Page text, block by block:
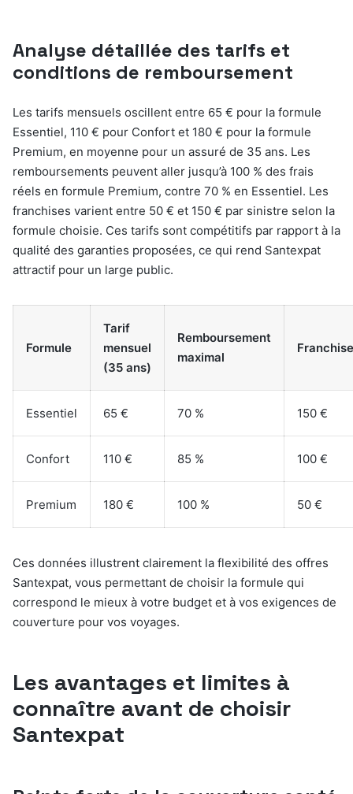
Analyse détaillée des tarifs et
conditions de remboursement
Les tarifs mensuels oscillent entre 65 € pour la formule
Essentiel, 110 € pour Confort et 180 € pour la formule
Premium, en moyenne pour un assuré de 35 ans. Les
remboursements peuvent aller jusqu’à 100 % des frais
réels en formule Premium, contre 70 % en Essentiel. Les
franchises varient entre 50 € et 150 € par sinistre selon la
formule choisie. Ces tarifs sont compétitifs par rapport à la
qualité des garanties proposées, ce qui rend Santexpat
attractif pour un large public.
Formule
Tarif
mensuel
(35 ans)
Remboursement
maximal
Franchise
Essentiel 65 € 70 % 150 €
Confort 110 € 85 % 100 €
Premium 180 € 100 % 50 €
Ces données illustrent clairement la flexibilité des offres
Santexpat, vous permettant de choisir la formule qui
correspond le mieux à votre budget et à vos exigences de
couverture pour vos voyages.
Les avantages et limites à
connaître avant de choisir
Santexpat